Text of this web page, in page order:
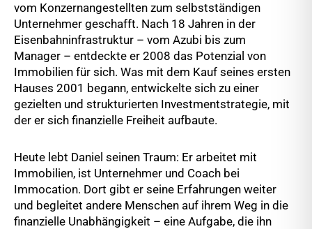
vom Konzernangestellten zum selbstständigen
Unternehmer geschafft. Nach 18 Jahren in der
Eisenbahninfrastruktur – vom Azubi bis zum
Manager – entdeckte er 2008 das Potenzial von
Immobilien für sich. Was mit dem Kauf seines ersten
Hauses 2001 begann, entwickelte sich zu einer
gezielten und strukturierten Investmentstrategie, mit
der er sich finanzielle Freiheit aufbaute.
Heute lebt Daniel seinen Traum: Er arbeitet mit
Immobilien, ist Unternehmer und Coach bei
Immocation. Dort gibt er seine Erfahrungen weiter
und begleitet andere Menschen auf ihrem Weg in die
finanzielle Unabhängigkeit – eine Aufgabe, die ihn